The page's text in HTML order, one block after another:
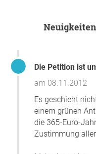
Neuigkeiten
Die Petition ist
am 08.11.2012
Es geschieht
einem grünen
die 365-Euro-
Zustimmung